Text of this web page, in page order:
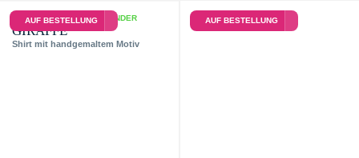
HANDBEMALTES SHIRT KINDER
GIRAFFE
Shirt mit handgemaltem Motiv
AUF BESTELLUNG AUF BESTELLUNG